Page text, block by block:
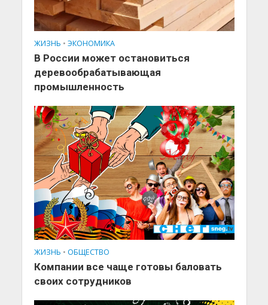
ЖИЗНЬ • ЭКОНОМИКА
В России может остановиться
деревообрабатывающая
промышленность
ЖИЗНЬ • ОБЩЕСТВО
Компании все чаще готовы баловать
своих сотрудников